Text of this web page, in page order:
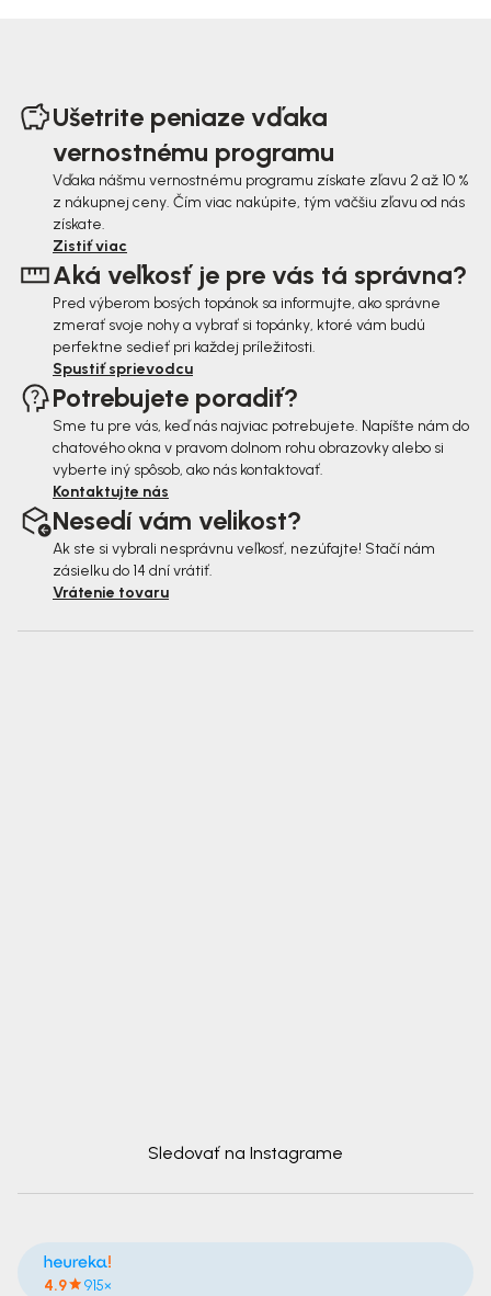
Ušetrite peniaze vďaka
vernostnému programu
Vďaka nášmu vernostnému programu získate zľavu 2 až 10 %
z nákupnej ceny. Čím viac nakúpite, tým väčšiu zľavu od nás
získate.
Zistiť viac
Aká veľkosť je pre vás tá správna?
Pred výberom bosých topánok sa informujte, ako správne
zmerať svoje nohy a vybrať si topánky, ktoré vám budú
perfektne sedieť pri každej príležitosti.
Spustiť sprievodcu
Potrebujete poradiť?
Sme tu pre vás, keď nás najviac potrebujete. Napíšte nám do
chatového okna v pravom dolnom rohu obrazovky alebo si
vyberte iný spôsob, ako nás kontaktovať.
Kontaktujte nás
Nesedí vám velikost?
Ak ste si vybrali nesprávnu veľkosť, nezúfajte! Stačí nám
zásielku do 14 dní vrátiť.
Vrátenie tovaru
Sledovať na Instagrame
4.9 915×